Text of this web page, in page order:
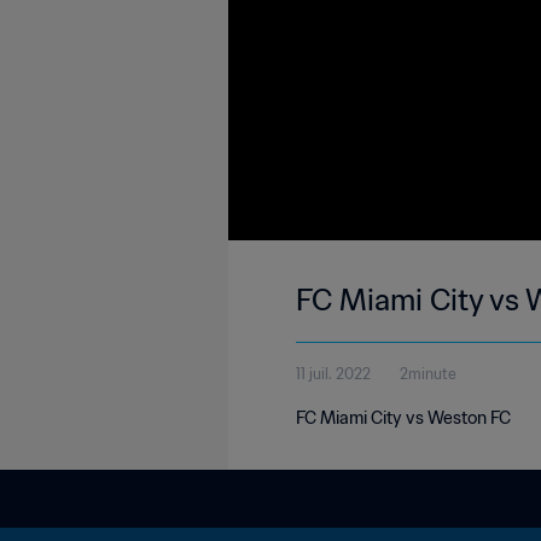
FC Miami City vs
11 juil. 2022 2minute
FC Miami City vs Weston FC